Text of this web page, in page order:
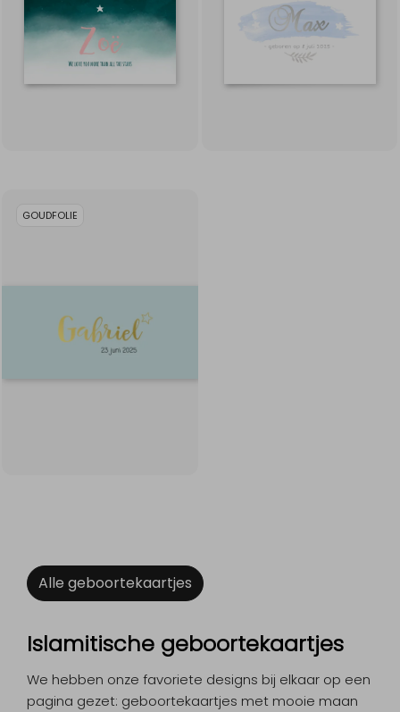
GOUDFOLIE
Alle geboortekaartjes
Islamitische geboortekaartjes
We hebben onze favoriete designs bij elkaar op een
pagina gezet: geboortekaartjes met mooie maan